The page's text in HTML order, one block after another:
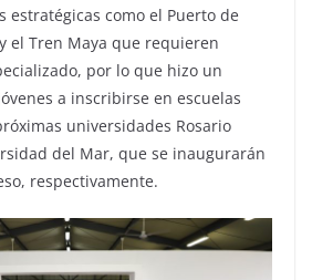
estratégicas como el Puerto de
el Tren Maya que requieren
por lo que hizo un
a inscribirse en escuelas
universidades Rosario
del Mar, que se inaugurarán
respectivamente.